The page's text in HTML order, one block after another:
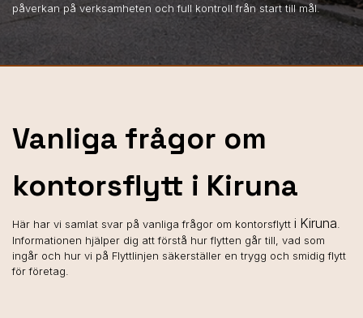
påverkan på verksamheten och full kontroll från start till mål.
Vanliga frågor om
kontorsflytt i Kiruna
Här har vi samlat svar på vanliga frågor om kontorsflytt i Kiruna
Informationen hjälper dig att förstå hur flytten går till, vad som
ingår och hur vi på Flyttlinjen säkerställer en trygg och smidig flytt
för företag.